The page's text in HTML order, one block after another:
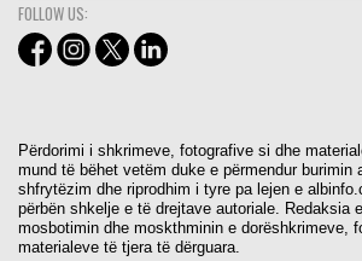
FOLLOW US:
Përdorimi i shkrimeve, fotografive si dhe
mund të bëhet vetëm duke e përmendur burimin
shfrytëzim dhe riprodhim i tyre pa lejen e
përbën shkelje e të drejtave autoriale. Redaksia
mosbotimin dhe moskthminin e dorëshkrimeve,
materialeve të tjera të dërguara.